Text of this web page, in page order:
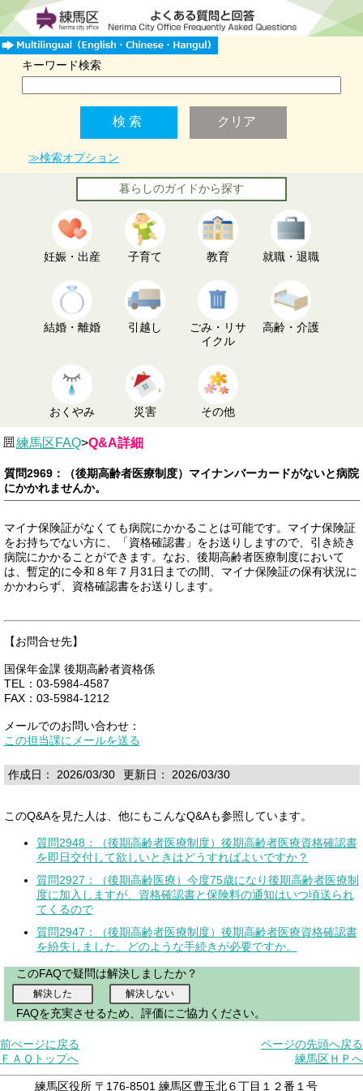
キーワード検索
≫検索オプション
暮らしのガイドから探す
妊娠・出産 子育て 教育 就職・退職
結婚・離婚 引越し
ごみ・リサ
イクル
高齢・介護
おくやみ 災害 その他
練馬区FAQ>Q&A詳細
質問2969：（後期高齢者医療制度）マイナンバーカードがないと病院
にかかれませんか。
マイナ保険証がなくても病院にかかることは可能です。マイナ保険証
をお持ちでない方に、「資格確認書」をお送りしますので、引き続き
病院にかかることができます。なお、後期高齢者医療制度において
は、暫定的に令和８年７月31日までの間、マイナ保険証の保有状況に
かかわらず、資格確認書をお送りします。
【お問合せ先】
国保年金課 後期高齢者資格係
TEL：03-5984-4587
FAX：03-5984-1212
メールでのお問い合わせ：
この担当課にメールを送る
作成日： 2026/03/30 更新日： 2026/03/30
このQ&Aを見た人は、他にもこんなQ&Aも参照しています。
質問2948：（後期高齢者医療制度）後期高齢者医療資格確認書
を即日交付して欲しいときはどうすればよいですか？
質問2927：（後期高齢医療）今度75歳になり後期高齢者医療制
度に加入しますが、資格確認書と保険料の通知はいつ頃送られ
てくるので
質問2947：（後期高齢者医療制度）後期高齢者医療資格確認書
を紛失しました。どのような手続きが必要ですか。
このFAQで疑問は解決しましたか？
FAQを充実させるため、評価にご協力ください。
前ぺージに戻る
ページの先頭へ戻る
ＦＡＱトップへ
練馬区ＨＰへ
練馬区役所 〒176-8501 練馬区豊玉北６丁目１２番１号